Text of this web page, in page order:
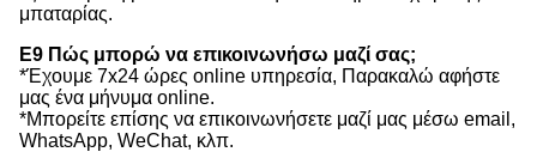
μπαταρίας.
Ε9 Πώς μπορώ να επικοινωνήσω μαζί σας;
*Έχουμε 7x24 ώρες online υπηρεσία, Παρακαλώ αφήστε
μας ένα μήνυμα online.
*Μπορείτε επίσης να επικοινωνήσετε μαζί μας μέσω email,
WhatsApp, WeChat, κλπ.